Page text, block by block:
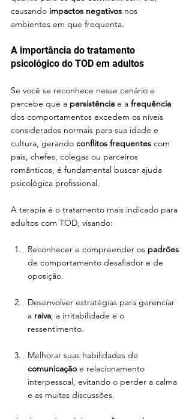
causando impactos negativos nos
ambientes em que frequenta.
A importância do tratamento
psicológico do TOD em adultos
Se você se reconhece nesse cenário e
percebe que a persistência e a frequência
dos comportamentos excedem os níveis
considerados normais para sua idade e
cultura, gerando conflitos frequentes com
pais, chefes, colegas ou parceiros
românticos, é fundamental buscar ajuda
psicológica profissional.
A terapia é o tratamento mais indicado para
adultos com TOD, visando:
Reconhecer e compreender os padrões
de comportamento desafiador e de
oposição.
Desenvolver estratégias para gerenciar
a raiva, a irritabilidade e o
ressentimento.
Melhorar suas habilidades de
comunicação e relacionamento
interpessoal, evitando o perder a calma
e as muitas discussões.